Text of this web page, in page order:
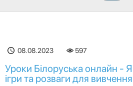
08.08.2023 597
Уроки Білоруська онлайн -
ігри та розваги для